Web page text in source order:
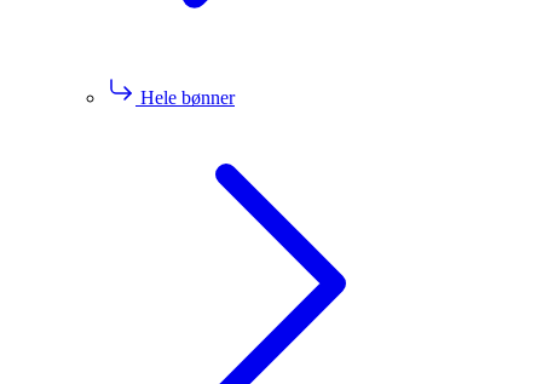
Hele bønner